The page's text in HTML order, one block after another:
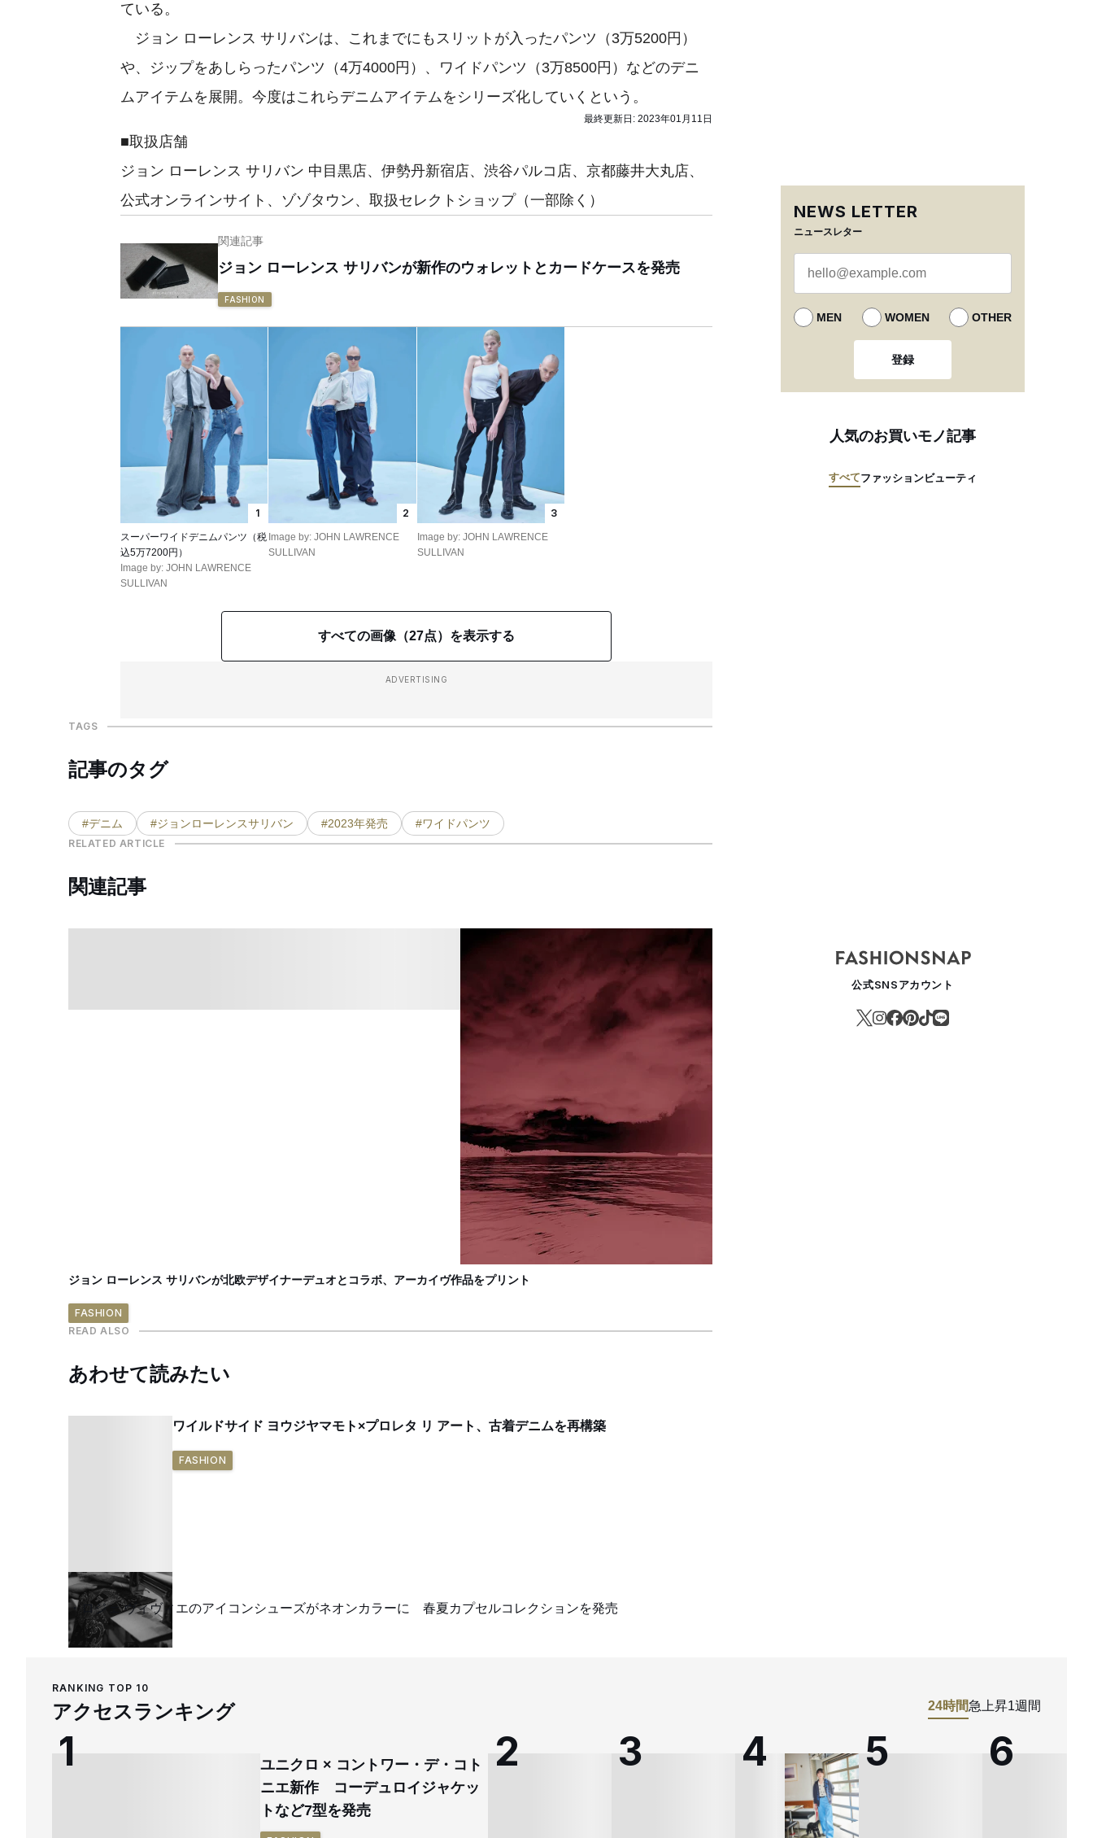
ている。
ジョン ローレンス サリバンは、これまでにもスリットが入ったパンツ（3万5200円）
や、ジップをあしらったパンツ（4万4000円）、ワイドパンツ（3万8500円）などのデニ
ムアイテムを展開。今度はこれらデニムアイテムをシリーズ化していくという。
最終更新日: 2023年01月11日
■取扱店舗
ジョン ローレンス サリバン 中目黒店、伊勢丹新宿店、渋谷パルコ店、京都藤井大丸店、
公式オンラインサイト、ゾゾタウン、取扱セレクトショップ（一部除く）
関連記事
ジョン ローレンス サリバンが新作のウォレットとカードケースを発売
FASHION
1
スーパーワイドデニムパンツ（税
込5万7200円）
Image by: JOHN LAWRENCE
SULLIVAN
2
Image by: JOHN LAWRENCE
SULLIVAN
3
Image by: JOHN LAWRENCE
SULLIVAN
すべての画像（27点）を表示する
ADVERTISING
TAGS
記事のタグ
#デニム #ジョンローレンスサリバン #2023年発売 #ワイドパンツ
RELATED ARTICLE
関連記事
ジョン ローレンス サリバンが北欧デザイナーデュオとコラボ、アーカイヴ作品をプリント
FASHION
「カール・ラガーフェルド」が新たにデニムラインをスタート サステナ
READ ALSO
あわせて読みたい
ワイルドサイド ヨウジヤマモト×プロレタ リ アート、古着デニムを再構築
FASHION
ロジェ ヴィヴィエのアイコンシューズがネオンカラーに 春夏カプセルコレクションを発売
NEWS LETTER
ニュースレター
MEN WOMEN OTHER
登録
人気のお買いモノ記事
すべてファッションビューティ
公式SNSアカウント
RANKING TOP 10
アクセスランキング 24時間急上昇1週間
ユニクロ × コントワー・デ・コト
ニエ新作 コーデュロイジャケッ
トなど7型を発売